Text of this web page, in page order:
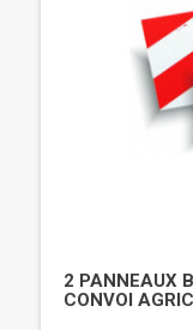
2 PANNEAUX
CONVOI